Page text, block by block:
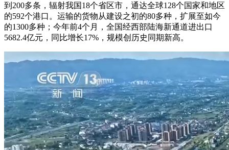
到200多条，辐射我国18个省区市，通达全球128个国家和地区
的592个港口。运输的货物从建设之初的80多种，扩展至如今
的1300多种；今年前4个月，全国经西部陆海新通道进出口
5682.4亿元，同比增长17%，规模创历史同期新高。